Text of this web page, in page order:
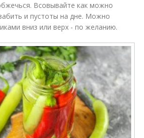
Всовывайте как можно
и пустоты на дне. Можно
вниз или верх - по желанию.